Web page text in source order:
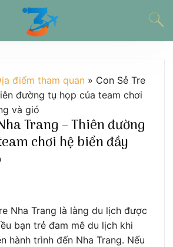
điểm tham quan » Con Sẻ Tre
đường tụ họp của team chơi
và gió
Trang – Thiên đường
chơi hệ biển đầy
Nha Trang là làng du lịch được
bạn trẻ đam mê du lịch khi
hành trình đến Nha Trang. Nếu